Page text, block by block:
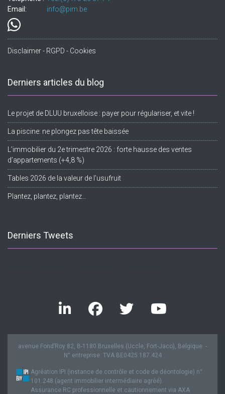
Email:
info@pim.be
Disclaimer - RGPD - Cookies
Derniers articles du blog
Le projet de DLUU bruxelloise : payer pour régulariser, et vite !
La piscine: ne plongez pas tête baissée
L’immobilier du 2e trimestre 2026 : forte hausse des ventes
d’appartements (+4,8 %)
Tables 2026 de la valeur de l’usufruit
Plantez, plantez, plantez…
Derniers Tweets
avenue Fond’Roy 82, B-1180 Bruxelles (Uccle, Fort-Jaco), Belgique. -
N° entreprise: TVA BE0425.187.424
Agréation IPI (instance de contrôle et code de déontologie) n°
101.248 (agent immobilier intermédiaire agréé).
Assurance RC professionnelle et cautionnement via AXA